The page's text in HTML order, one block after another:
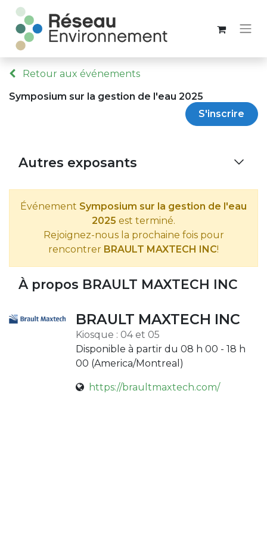
Retour aux événements
Symposium sur la gestion de l'eau 2025
S'inscrire
Autres exposants
Événement Symposium sur la gestion de l'eau
2025 est terminé.
Rejoignez-nous la prochaine fois pour
rencontrer BRAULT MAXTECH INC!
À propos BRAULT MAXTECH INC
BRAULT MAXTECH INC
Kiosque : 04 et 05
Disponible à partir du 08 h 00 - 18 h
00 (America/Montreal )
https://braultmaxtech.com/